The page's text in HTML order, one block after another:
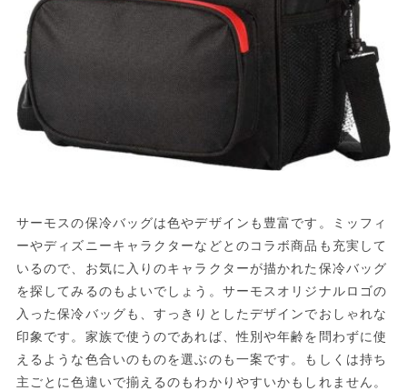
サーモスの保冷バッグは色やデザインも豊富です。ミッフィ
ーやディズニーキャラクターなどとのコラボ商品も充実して
いるので、お気に入りのキャラクターが描かれた保冷バッグ
を探してみるのもよいでしょう。サーモスオリジナルロゴの
入った保冷バッグも、すっきりとしたデザインでおしゃれな
印象です。家族で使うのであれば、性別や年齢を問わずに使
えるような色合いのものを選ぶのも一案です。もしくは持ち
主ごとに色違いで揃えるのもわかりやすいかもしれません。